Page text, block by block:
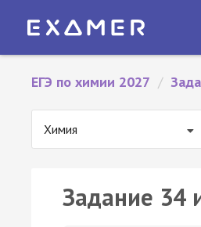
ЕГЭ по химии 2027 /
Химия
Задание 34